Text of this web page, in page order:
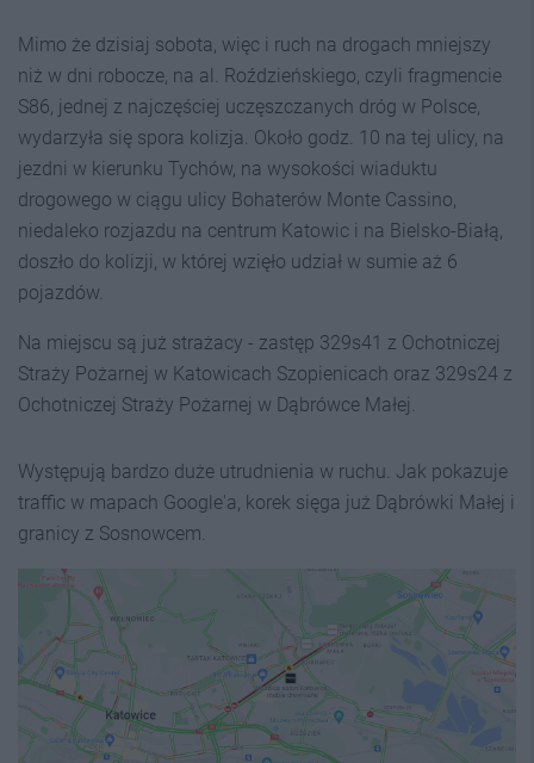
Mimo że dzisiaj sobota, więc i ruch na drogach mniejszy
niż w dni robocze, na al. Roździeńskiego, czyli fragmencie
S86, jednej z najczęściej uczęszczanych dróg w Polsce,
wydarzyła się spora kolizja. Około godz. 10 na tej ulicy, na
jezdni w kierunku Tychów, na wysokości wiaduktu
drogowego w ciągu ulicy Bohaterów Monte Cassino,
niedaleko rozjazdu na centrum Katowic i na Bielsko-Białą,
doszło do kolizji, w której wzięło udział w sumie aż 6
pojazdów.
Na miejscu są już strażacy - zastęp 329s41 z Ochotniczej
Straży Pożarnej w Katowicach Szopienicach oraz 329s24 z
Ochotniczej Straży Pożarnej w Dąbrówce Małej.
Występują bardzo duże utrudnienia w ruchu. Jak pokazuje
traffic w mapach Google'a, korek sięga już Dąbrówki Małej i
granicy z Sosnowcem.